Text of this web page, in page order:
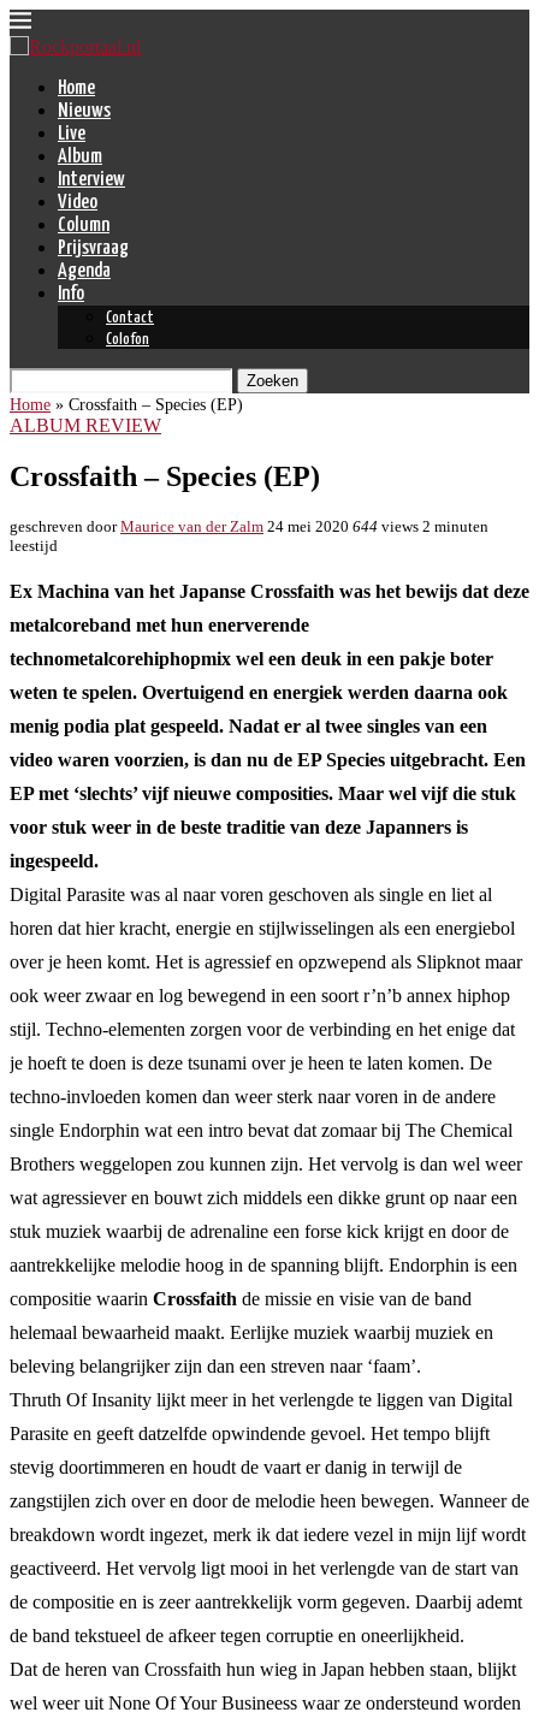
Home
Nieuws
Live
Album
Interview
Video
Column
Prijsvraag
Agenda
Info
Contact
Colofon
Zoeken
Home » Crossfaith – Species (EP)
ALBUM REVIEW
Crossfaith – Species (EP)
geschreven doorMaurice van der Zalm 24 mei 2020 644 views 2 minuten
leestijd
Ex Machina van het Japanse Crossfaith was het bewijs dat deze
metalcoreband met hun enerverende
technometalcorehiphopmix wel een deuk in een pakje boter
weten te spelen. Overtuigend en energiek werden daarna ook
menig podia plat gespeeld. Nadat er al twee singles van een
video waren voorzien, is dan nu de EP Species uitgebracht. Een
EP met ‘slechts’ vijf nieuwe composities. Maar wel vijf die stuk
voor stuk weer in de beste traditie van deze Japanners is
ingespeeld.
Digital Parasite was al naar voren geschoven als single en liet al
horen dat hier kracht, energie en stijlwisselingen als een energiebol
over je heen komt. Het is agressief en opzwepend als Slipknot maar
ook weer zwaar en log bewegend in een soort r’n’b annex hiphop
stijl. Techno-elementen zorgen voor de verbinding en het enige dat
je hoeft te doen is deze tsunami over je heen te laten komen. De
techno-invloeden komen dan weer sterk naar voren in de andere
single Endorphin wat een intro bevat dat zomaar bij The Chemical
Brothers weggelopen zou kunnen zijn. Het vervolg is dan wel weer
wat agressiever en bouwt zich middels een dikke grunt op naar een
stuk muziek waarbij de adrenaline een forse kick krijgt en door de
aantrekkelijke melodie hoog in de spanning blijft. Endorphin is een
compositie waarin Crossfaith de missie en visie van de band
helemaal bewaarheid maakt. Eerlijke muziek waarbij muziek en
beleving belangrijker zijn dan een streven naar ‘faam’.
Thruth Of Insanity lijkt meer in het verlengde te liggen van Digital
Parasite en geeft datzelfde opwindende gevoel. Het tempo blijft
stevig doortimmeren en houdt de vaart er danig in terwijl de
zangstijlen zich over en door de melodie heen bewegen. Wanneer de
breakdown wordt ingezet, merk ik dat iedere vezel in mijn lijf wordt
geactiveerd. Het vervolg ligt mooi in het verlengde van de start van
de compositie en is zeer aantrekkelijk vorm gegeven. Daarbij ademt
de band tekstueel de afkeer tegen corruptie en oneerlijkheid.
Dat de heren van Crossfaith hun wieg in Japan hebben staan, blijkt
wel weer uit None Of Your Busineess waar ze ondersteund worden